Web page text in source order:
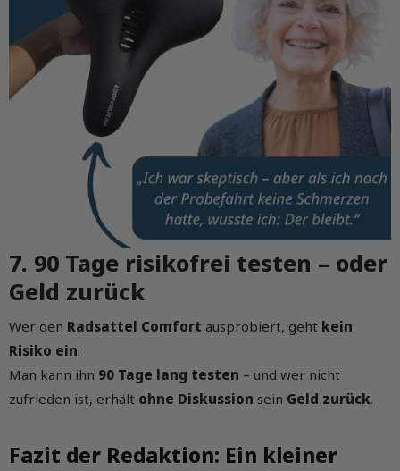
7. 90 Tage risikofrei testen – oder
Geld zurück
Wer den Radsattel Comfort ausprobiert, geht kein
Risiko ein:
Man kann ihn 90 Tage lang testen – und wer nicht
zufrieden ist, erhält ohne Diskussion sein Geld zurück.
Fazit der Redaktion: Ein kleiner